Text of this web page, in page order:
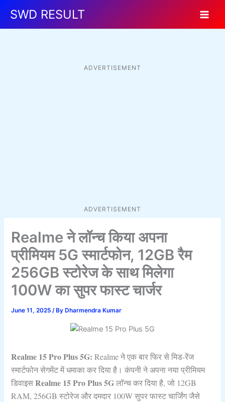
content
SWD RESULT
ADVERTISEMENT
ADVERTISEMENT
Realme ने लॉन्च किया अपना
प्रीमियम 5G स्मार्टफोन, 12GB रैम
256GB स्टोरेज के साथ मिलेगा
100W का सुपर फास्ट चार्जर
June 11, 2025/ By Dharmendra Kumar
Realme 15 Pro Plus 5G:Realme ने एक बार फिर से मिड-रेंज
स्मार्टफोन सेगमेंट में धमाका कर दिया है। कंपनी ने अपना नया प्रीमियम
डिवाइसRealme 15 Pro Plus 5Gलॉन्च कर दिया है, जो 12GB
RAM, 256GB स्टोरेज और दमदार 100W सुपर फास्ट चार्जिंग जैसे